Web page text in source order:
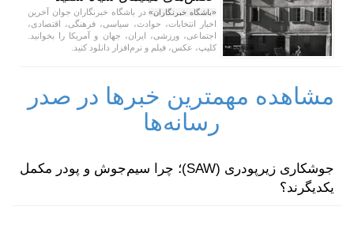
«باشگاه خبرنگاران»در باشگاه خبرنگاران جوان آخرین
اخبار انتخابات، حوادث، سیاسی، فرهنگی، اقتصادی،
اجتماعی، ورزشی، ایران، جهان و آمریکا را بخوانید.
کلیپ، عکس، فیلم و نرم‌افزار دانلود کنید.
مشاهده مهمترین خبرها در صدر
رسانه‌ها
جوشکاری زیرپودری (SAW)؛ چرا سیم‌جوش و پودر مکمل
یکدیگرند؟